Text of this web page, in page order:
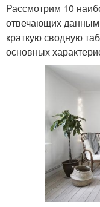
Рассмотрим 10
отвечающих
краткую сводную
основных